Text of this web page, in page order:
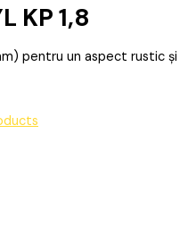
KP 1,8
pentru un aspect rustic și